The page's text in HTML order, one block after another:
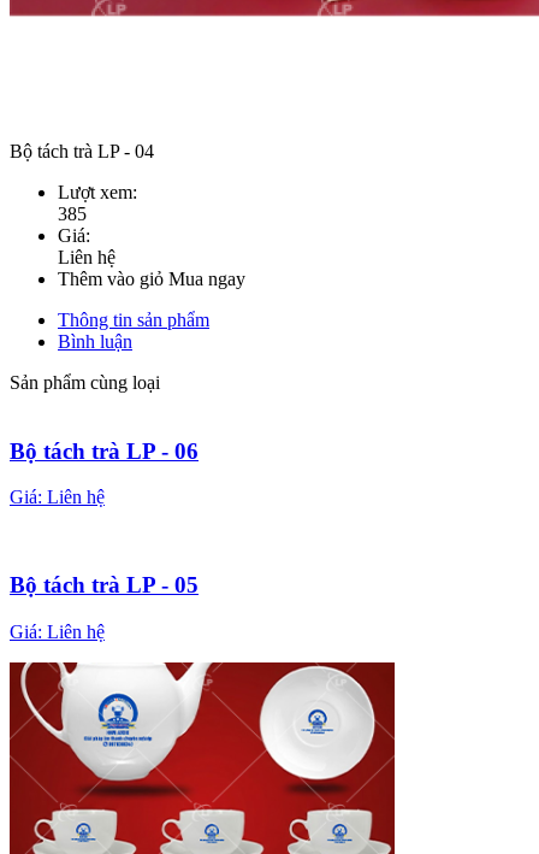
Bộ tách trà LP - 04
Lượt xem:
385
Giá:
Liên hệ
Thêm vào giỏ Mua ngay
Thông tin sản phẩm
Bình luận
Sản phẩm cùng loại
Bộ tách trà LP - 06
Giá: Liên hệ
Bộ tách trà LP - 05
Giá: Liên hệ